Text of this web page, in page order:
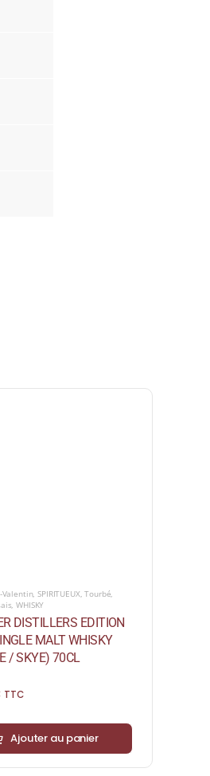
Valentin,SPIRITUEUX,Tourbé,
,WHISKY
DISTILLERS EDITION
MALT WHISKY
/ SKYE) 70CL
TTC
Ajouter au panier